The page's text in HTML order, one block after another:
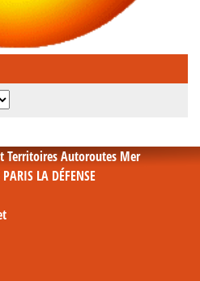
Territoires Autoroutes Mer
LA DÉFENSE